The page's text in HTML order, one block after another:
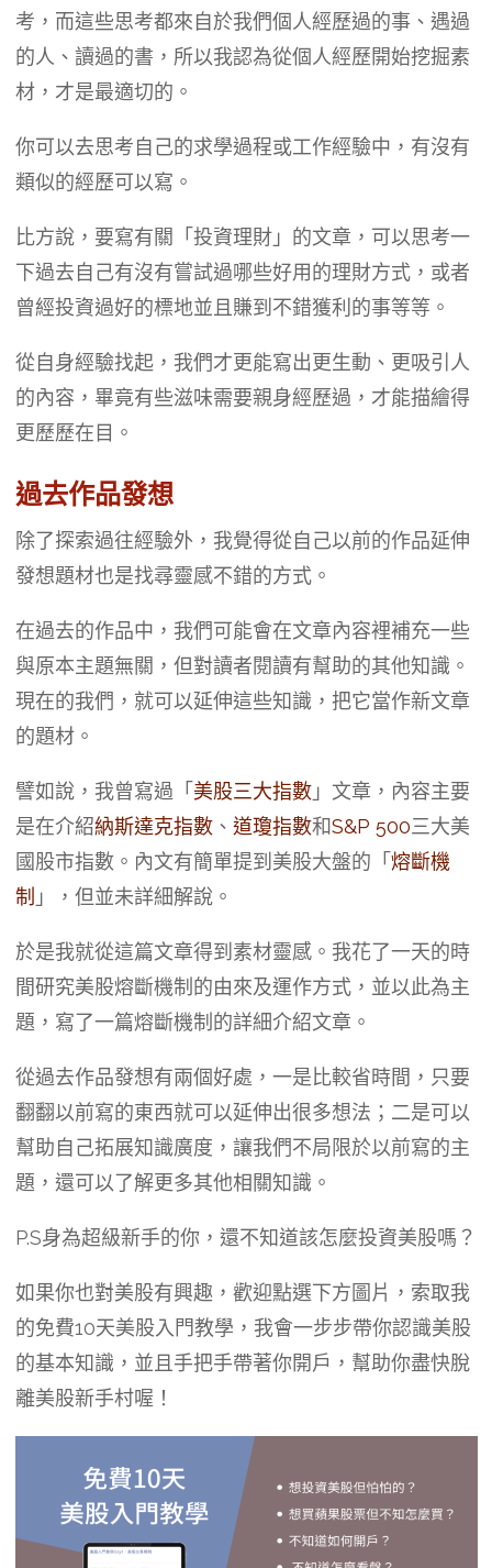
考，而這些思考都來自於我們個人經歷過的事、遇過
的人、讀過的書，所以我認為從個人經歷開始挖掘素
材，才是最適切的。
你可以去思考自己的求學過程或工作經驗中，有沒有
類似的經歷可以寫。
比方說，要寫有關「投資理財」的文章，可以思考一
下過去自己有沒有嘗試過哪些好用的理財方式，或者
曾經投資過好的標地並且賺到不錯獲利的事等等。
從自身經驗找起，我們才更能寫出更生動、更吸引人
的內容，畢竟有些滋味需要親身經歷過，才能描繪得
更歷歷在目。
過去作品發想
除了探索過往經驗外，我覺得從自己以前的作品延伸
發想題材也是找尋靈感不錯的方式。
在過去的作品中，我們可能會在文章內容裡補充一些
與原本主題無關，但對讀者閱讀有幫助的其他知識。
現在的我們，就可以延伸這些知識，把它當作新文章
的題材。
譬如說，我曾寫過「美股三大指數」文章，內容主要
是在介紹納斯達克指數、 道瓊指數和S&P 500三大美
國股市指數。內文有簡單提到美股大盤的「熔斷機
制 」，但並未詳細解說。
於是我就從這篇文章得到素材靈感。我花了一天的時
間研究美股熔斷機制的由來及運作方式，並以此為主
題，寫了一篇熔斷機制的詳細介紹文章。
從過去作品發想有兩個好處，一是比較省時間，只要
翻翻以前寫的東西就可以延伸出很多想法；二是可以
幫助自己拓展知識廣度，讓我們不局限於以前寫的主
題，還可以了解更多其他相關知識。
P.S身為超級新手的你，還不知道該怎麼投資美股嗎？
如果你也對美股有興趣，歡迎點選下方圖片，索取我
的免費10天美股入門教學，我會一步步帶你認識美股
的基本知識，並且手把手帶著你開戶，幫助你盡快脫
離美股新手村喔！